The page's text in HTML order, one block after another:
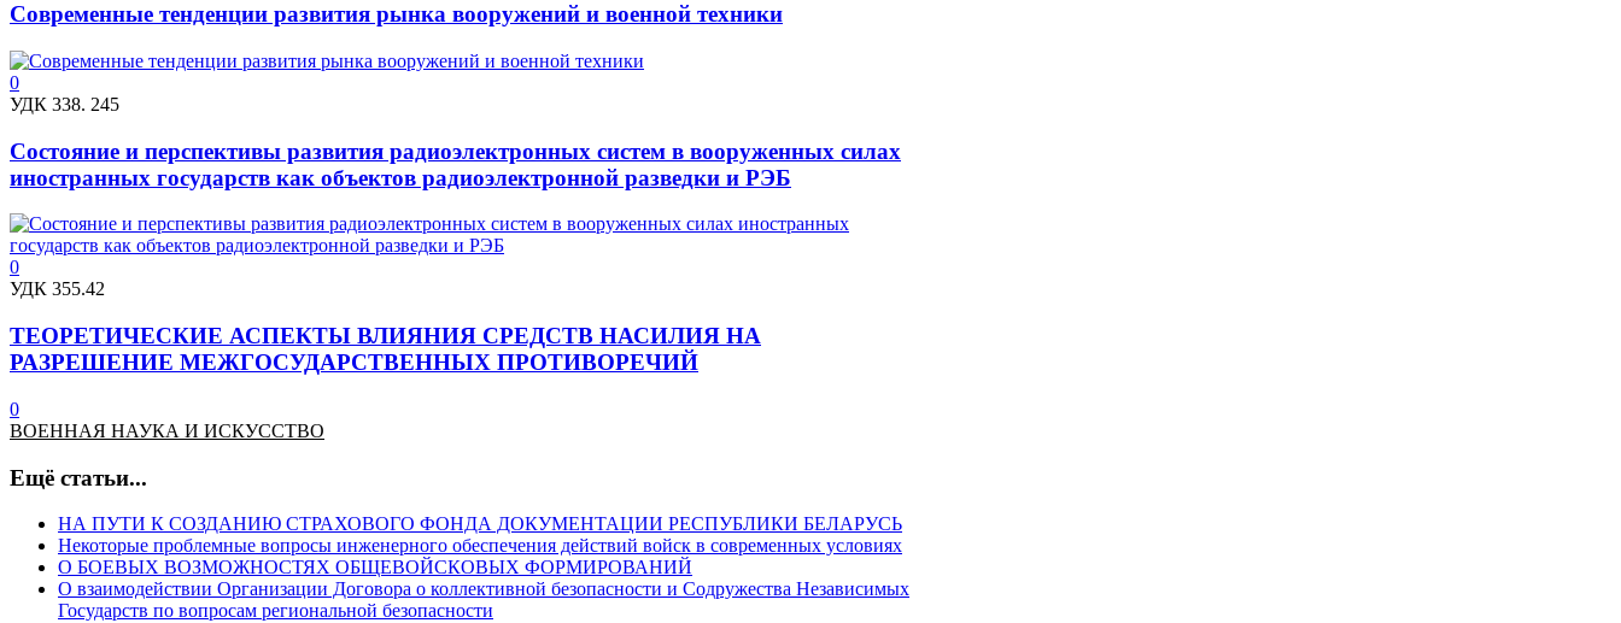
Современные тенденции развития рынка вооружений и военной техники
0
УДК 338. 245
Состояние и перспективы развития радиоэлектронных систем в вооруженных силах
иностранных государств как объектов радиоэлектронной разведки и РЭБ
0
УДК 355.42
ТЕОРЕТИЧЕСКИЕ АСПЕКТЫ ВЛИЯНИЯ СРЕДСТВ НАСИЛИЯ НА
РАЗРЕШЕНИЕ МЕЖГОСУДАРСТВЕННЫХ ПРОТИВОРЕЧИЙ
0
ВОЕННАЯ НАУКА И ИСКУССТВО
Ещё статьи...
НА ПУТИ К СОЗДАНИЮ СТРАХОВОГО ФОНДА ДОКУМЕНТАЦИИ РЕСПУБЛИКИ БЕЛАРУСЬ
Некоторые проблемные вопросы инженерного обеспечения действий войск в современных условиях
О БОЕВЫХ ВОЗМОЖНОСТЯХ ОБЩЕВОЙСКОВЫХ ФОРМИРОВАНИЙ
О взаимодействии Организации Договора о коллективной безопасности и Содружества Независимых
Государств по вопросам региональной безопасности